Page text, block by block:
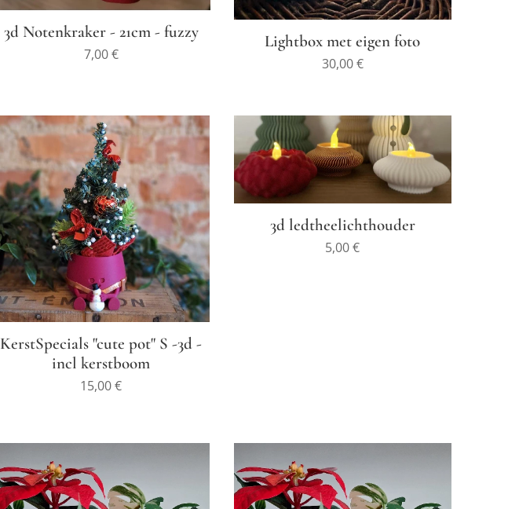
3d Notenkraker - 21cm - fuzzy
7,00€
Lightbox met eigen foto
30,00€
KerstSpecials "cute pot" S -3d -
incl kerstboom
15,00€
3d ledtheelichthouder
5,00€